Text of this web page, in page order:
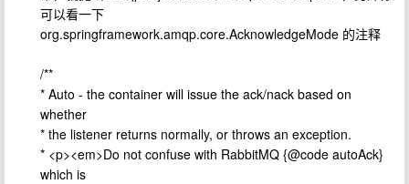
可以看一下
org.springframework.amqp.core.AcknowledgeMode 的注释
/**
* Auto - the container will issue the ack/nack based on
whether
* the listener returns normally, or throws an exception.
* <p><em>Do not confuse with RabbitMQ {@code autoAck}
which is